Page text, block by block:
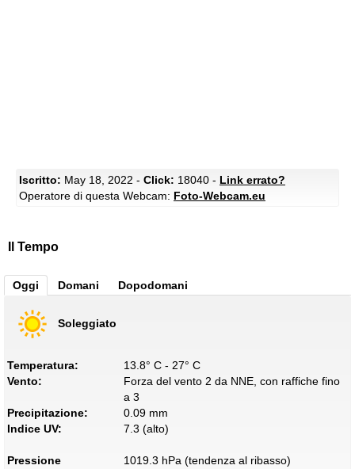
Iscritto: May 18, 2022 - Click: 18040 - Link errato?
Operatore di questa Webcam: Foto-Webcam.eu
Il Tempo
Oggi Domani Dopodomani
Soleggiato
Temperatura:
13.8° C - 27° C
Vento:
Forza del vento 2 da NNE, con raffiche fino
a 3
Precipitazione:
0.09 mm
Indice UV:
7.3 (alto)
Pressione
1019.3 hPa (tendenza al ribasso)